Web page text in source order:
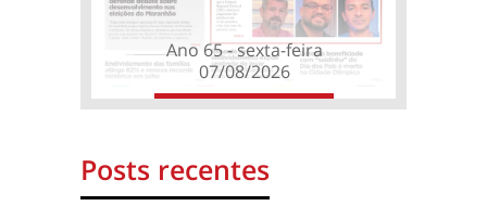
Ano 65 - sexta-feira
07/08/2026
Posts recentes